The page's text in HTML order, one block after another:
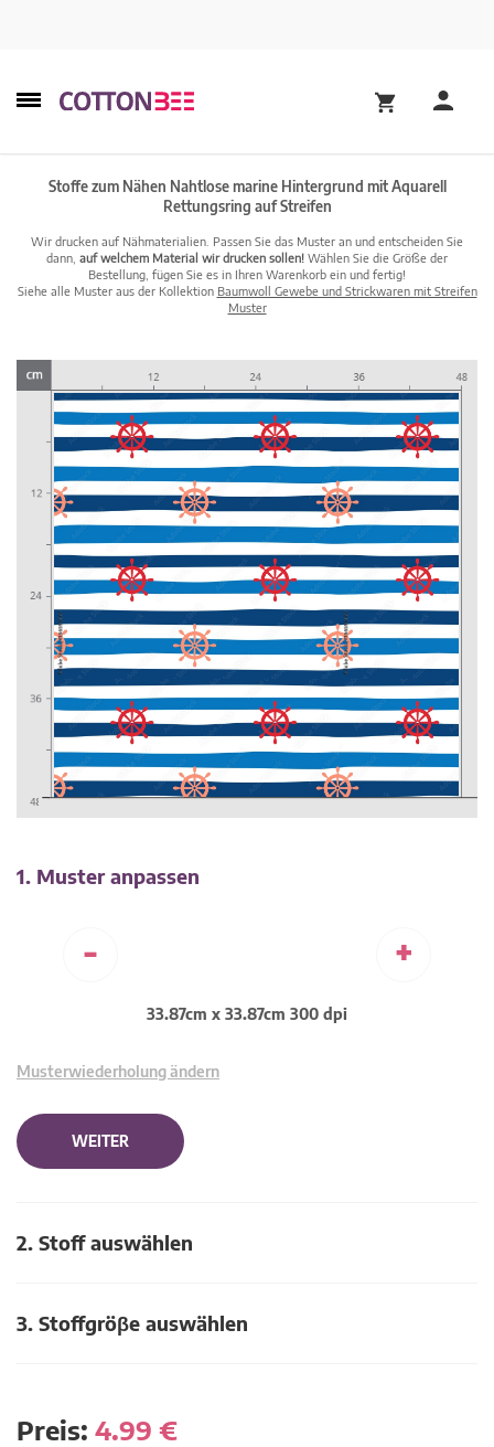
Stoffe zum Nähen Nahtlose marine Hintergrund mit Aquarell
Rettungsring auf Streifen
Wir drucken auf Nähmaterialien. Passen Sie das Muster an und entscheiden Sie
dann, auf welchem Material wir drucken sollen! Wählen Sie die Größe der
Bestellung, fügen Sie es in Ihren Warenkorb ein und fertig!
Siehe alle Muster aus der Kollektion Baumwoll Gewebe und Strickwaren mit Streifen
Muster
1. Muster anpassen
- +
33.87cm x 33.87cm 300 dpi
Musterwiederholung ändern
WEITER
2. Stoff auswählen
3. Stoffgröβe auswählen
Preis: 4.99 €